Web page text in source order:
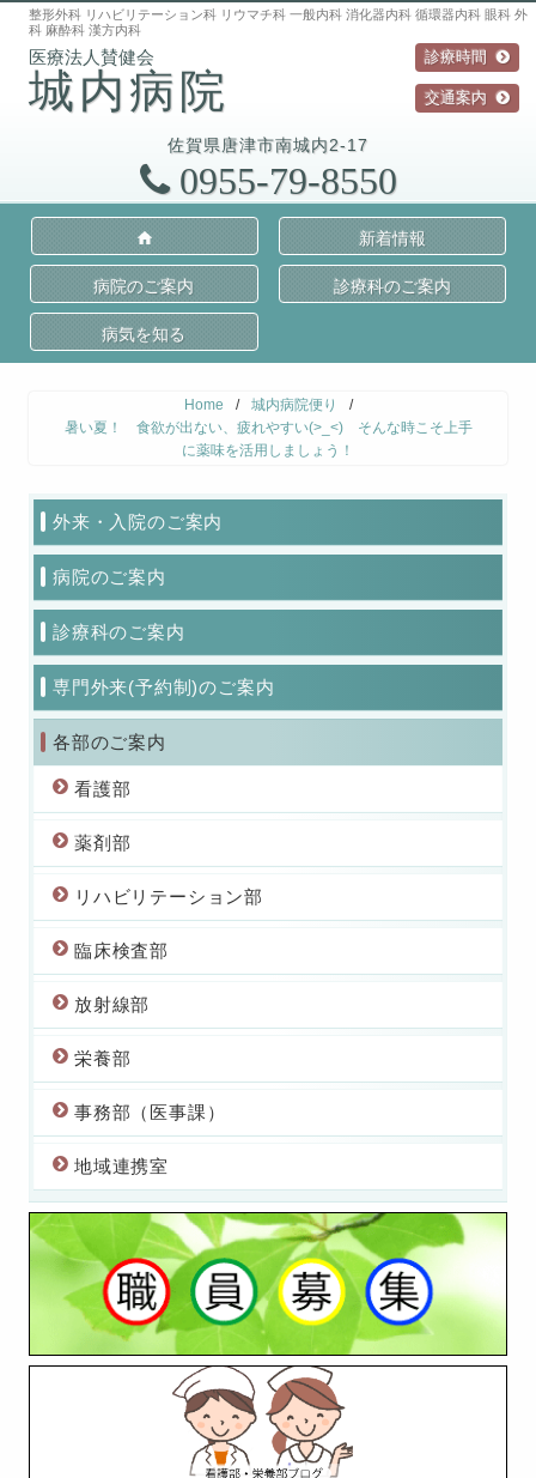
城内病院
整形外科 リハビリテーション科 リウマチ科 一般内科 消化器内科 循環器内科 眼科 外
科 麻酔科 漢方内科
佐賀県唐津市南城内2-17
0955-79-8550
診療時間
交通案内
新着情報
病院のご案内 診療科のご案内
病気を知る
Home / 城内病院便り
/
暑い夏！ 食欲が出ない、疲れやすい(>_<) そんな時こそ上手
に薬味を活用しましょう！
外来・入院のご案内
病院のご案内
診療科のご案内
専門外来(予約制)のご案内
各部のご案内
看護部
薬剤部
リハビリテーション部
臨床検査部
放射線部
栄養部
事務部（医事課）
地域連携室